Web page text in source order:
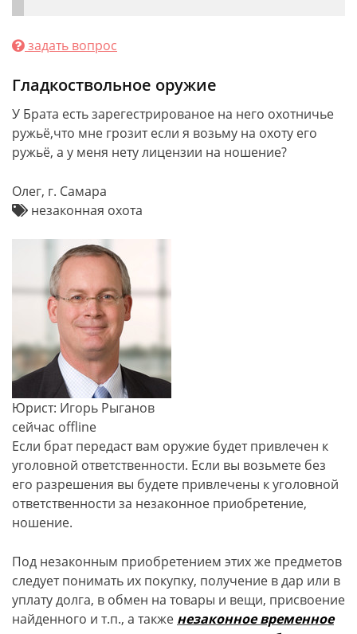
задать вопрос
Гладкоствольное оружие
У Брата есть зарегестрированое на него охотничье
ружьё,что мне грозит если я возьму на охоту его
ружьё, а у меня нету лицензии на ношение?
Олег, г. Самара
незаконная охота
Юрист: Игорь Рыганов
сейчас offline
Если брат передаст вам оружие будет привлечен к
уголовной ответственности. Если вы возьмете без
его разрешения вы будете привлечены к уголовной
ответственности за незаконное приобретение,
ношение.
Под незаконным приобретением этих же предметов
следует понимать их покупку, получение в дар или в
уплату долга, в обмен на товары и вещи, присвоение
найденного и т.п., а также незаконное временное